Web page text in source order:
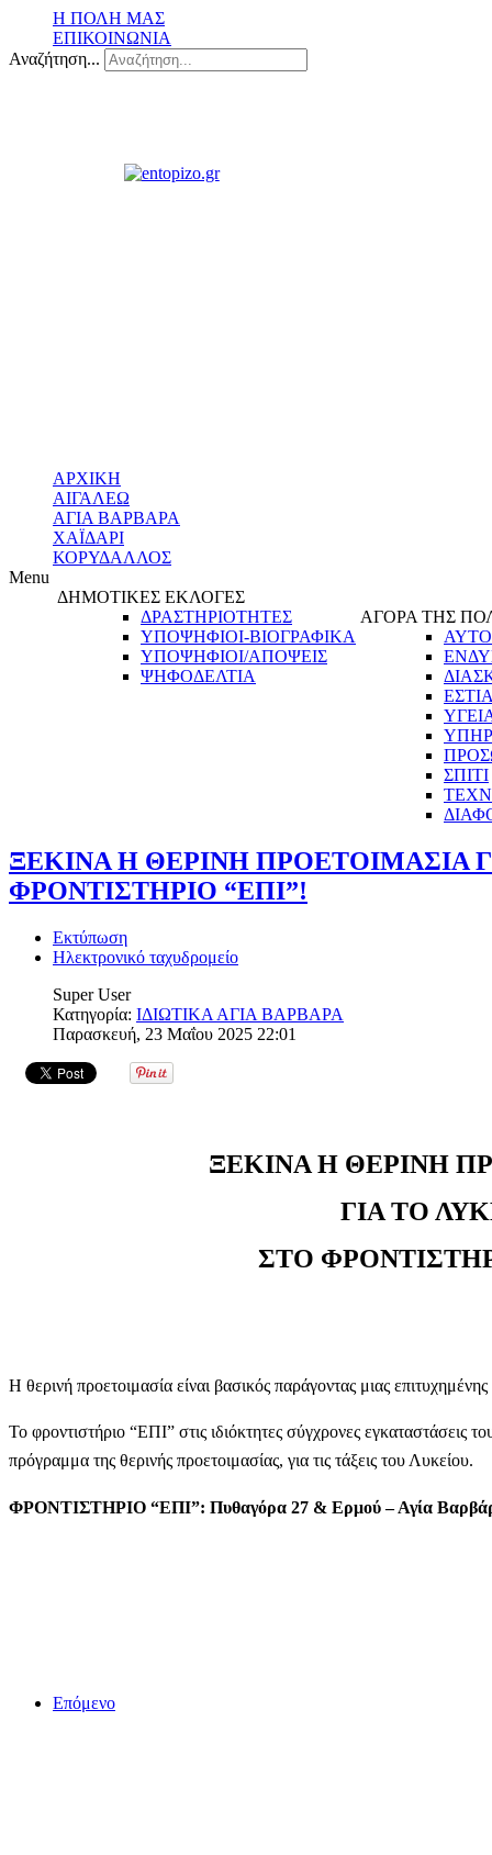
Η ΠΟΛΗ ΜΑΣ
ΕΠΙΚΟΙΝΩΝΙΑ
Αναζήτηση...
ΑΡΧΙΚΗ
ΑΙΓΑΛΕΩ
ΑΓΙΑ ΒΑΡΒΑΡΑ
ΧΑΪΔΑΡΙ
ΚΟΡΥΔΑΛΛΟΣ
Menu
ΔΗΜΟΤΙΚΕΣ ΕΚΛΟΓΕΣ
ΔΡΑΣΤΗΡΙΟΤΗΤΕΣ
ΥΠΟΨΗΦΙΟΙ-ΒΙΟΓΡΑΦΙΚΑ
ΥΠΟΨΗΦΙΟΙ/ΑΠΟΨΕΙΣ
ΨΗΦΟΔΕΛΤΙΑ
ΑΓΟΡΑ ΤΗΣ
ΣΠΙΤΙ
ΞΕΚΙΝΑ Η ΘΕΡΙΝΗ ΠΡΟΕΤΟΙΜΑΣΙΑ
ΦΡΟΝΤΙΣΤΗΡΙΟ “ΕΠΙ”!
Εκτύπωση
Ηλεκτρονικό ταχυδρομείο
Super User
Κατηγορία: ΙΔΙΩΤΙΚΑ ΑΓΙΑ ΒΑΡΒΑΡΑ
Παρασκευή, 23 Μαΐου 2025 22:01
ΞΕΚΙΝΑ Η ΘΕΡΙΝΗ
ΓΙΑ ΤΟ
ΣΤΟ
Η θερινή προετοιμασία είναι βασικός παράγοντας μιας
Το φροντιστήριο “ΕΠΙ” στις ιδιόκτητες σύγχρονες εγκαταστάσεις
πρόγραμμα της θερινής προετοιμασίας, για τις τάξεις του Λυκείου.
ΦΡΟΝΤΙΣΤΗΡΙΟ “ΕΠΙ”: Πυθαγόρα 27 & Ερμού – Αγία
Επόμενο